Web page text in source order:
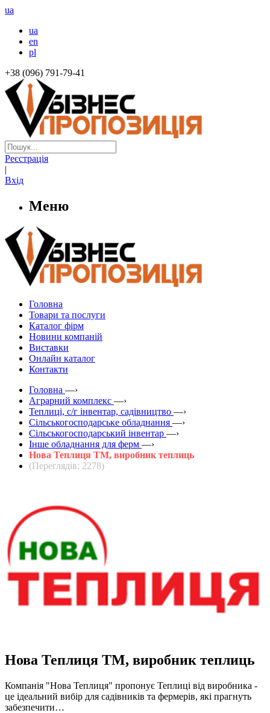
ua
ua
en
pl
+38 (096) 791-79-41
Реєстрація
|
Вхід
Меню
Головна
Товари та послуги
Каталог фірм
Новини компаній
Виставки
Онлайн каталог
Контакти
Головна —›
Аграрний комплекс —›
Теплиці, с/г інвентар, садівництво —›
Сільськогосподарське обладнання —›
Сільськогосподарський інвентар —›
Інше обладнання для ферм —›
Нова Теплиця ТМ, виробник теплиць
(Переглядів: 2278)
Нова Теплиця ТМ, виробник теплиць
Компанія "Нова Теплиця" пропонує Теплиці від виробника -
це ідеальний вибір для садівників та фермерів, які прагнуть
забезпечити…